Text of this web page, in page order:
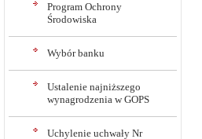
Program Ochrony
Środowiska
Wybór banku
Ustalenie najniższego
wynagrodzenia w GOPS
Uchylenie uchwały Nr